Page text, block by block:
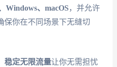
Windows、macOS，并允许
保你在不同场景下无缝切
稳定无限流量让你无需担忧